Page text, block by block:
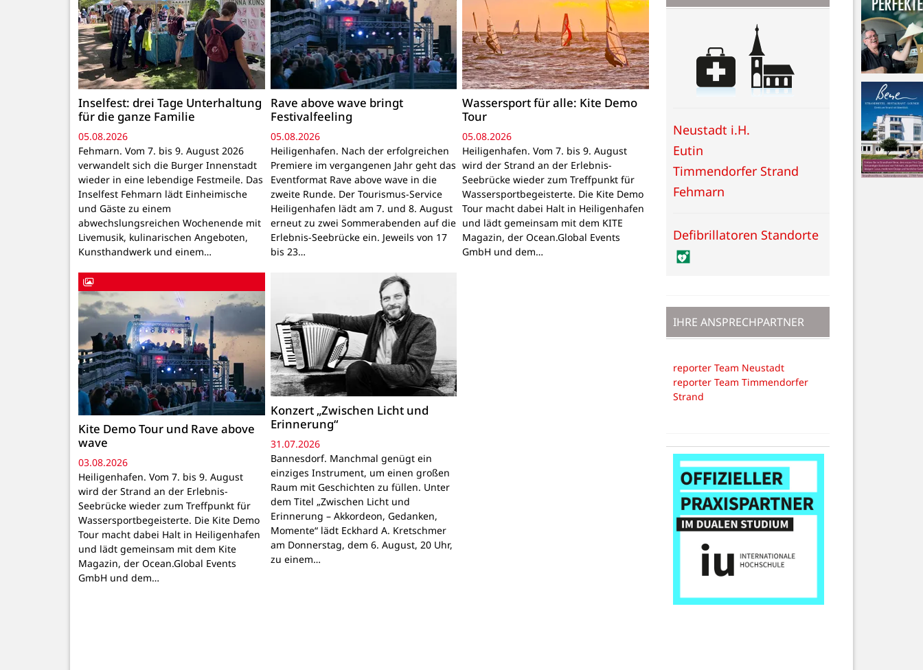
Inselfest: drei Tage Unterhaltung
für die ganze Familie
05.08.2026
Fehmarn. Vom 7. bis 9. August 2026
verwandelt sich die Burger Innenstadt
wieder in eine lebendige Festmeile. Das
Inselfest Fehmarn lädt Einheimische
und Gäste zu einem
abwechslungsreichen Wochenende mit
Livemusik, kulinarischen Angeboten,
Kunsthandwerk und einem…
Rave above wave bringt
Festivalfeeling
05.08.2026
Heiligenhafen. Nach der erfolgreichen
Premiere im vergangenen Jahr geht das
Eventformat Rave above wave in die
zweite Runde. Der Tourismus-Service
Heiligenhafen lädt am 7. und 8. August
erneut zu zwei Sommerabenden auf die
Erlebnis-Seebrücke ein. Jeweils von 17
bis 23…
Wassersport für alle: Kite Demo
Tour
05.08.2026
Heiligenhafen. Vom 7. bis 9. August
wird der Strand an der Erlebnis-
Seebrücke wieder zum Treffpunkt für
Wassersportbegeisterte. Die Kite Demo
Tour macht dabei Halt in Heiligenhafen
und lädt gemeinsam mit dem KITE
Magazin, der Ocean.Global Events
GmbH und dem…
Kite Demo Tour und Rave above
wave
03.08.2026
Heiligenhafen. Vom 7. bis 9. August
wird der Strand an der Erlebnis-
Seebrücke wieder zum Treffpunkt für
Wassersportbegeisterte. Die Kite Demo
Tour macht dabei Halt in Heiligenhafen
und lädt gemeinsam mit dem Kite
Magazin, der Ocean.Global Events
GmbH und dem…
Konzert „Zwischen Licht und
Erinnerung“
31.07.2026
Bannesdorf. Manchmal genügt ein
einziges Instrument, um einen großen
Raum mit Geschichten zu füllen. Unter
dem Titel „Zwischen Licht und
Erinnerung – Akkordeon, Gedanken,
Momente“ lädt Eckhard A. Kretschmer
am Donnerstag, dem 6. August, 20 Uhr,
zu einem…
Neustadt i.H.
Eutin
Timmendorfer Strand
Fehmarn
Defibrillatoren Standorte
IHRE ANSPRECHPARTNER
reporter Team Neustadt
reporter Team Timmendorfer
Strand